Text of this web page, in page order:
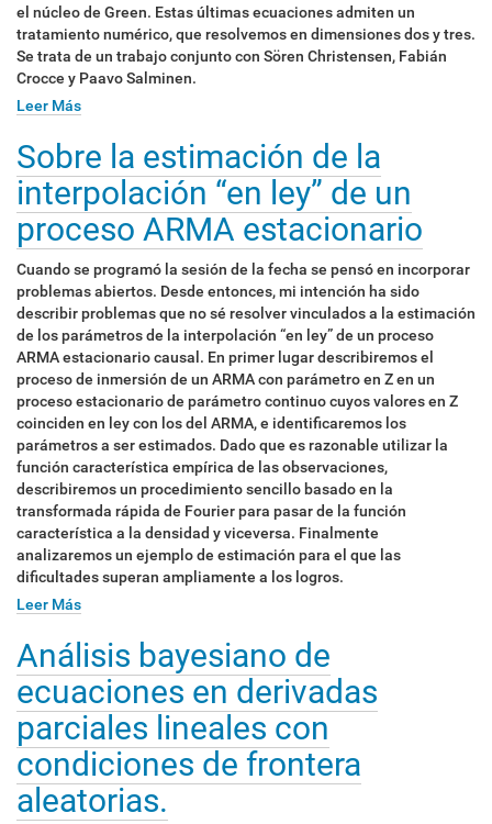
el núcleo de Green. Estas últimas ecuaciones admiten un
tratamiento numérico, que resolvemos en dimensiones dos y tres.
Se trata de un trabajo conjunto con Sören Christensen, Fabián
Crocce y Paavo Salminen.
Leer Más
Sobre la estimación de la
interpolación “en ley” de un
proceso ARMA estacionario
Cuando se programó la sesión de la fecha se pensó en incorporar
problemas abiertos. Desde entonces, mi intención ha sido
describir problemas que no sé resolver vinculados a la estimación
de los parámetros de la interpolación “en ley” de un proceso
ARMA estacionario causal. En primer lugar describiremos el
proceso de inmersión de un ARMA con parámetro en Z en un
proceso estacionario de parámetro continuo cuyos valores en Z
coinciden en ley con los del ARMA, e identificaremos los
parámetros a ser estimados. Dado que es razonable utilizar la
función característica empírica de las observaciones,
describiremos un procedimiento sencillo basado en la
transformada rápida de Fourier para pasar de la función
característica a la densidad y viceversa. Finalmente
analizaremos un ejemplo de estimación para el que las
dificultades superan ampliamente a los logros.
Leer Más
Análisis bayesiano de
ecuaciones en derivadas
parciales lineales con
condiciones de frontera
aleatorias.